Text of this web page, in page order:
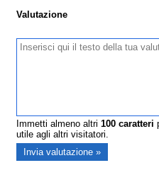
Valutazione
Immetti almeno altri100 caratteri
utile agli altri visitatori.